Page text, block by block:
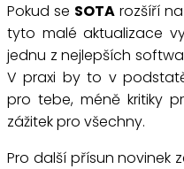
Pokud se SOTArozšíří
tyto malé aktualizace
jednu z nejlepších
V praxi by to v
pro tebe, méně kritiky
zážitek pro všechny.
Pro další přísun novinek